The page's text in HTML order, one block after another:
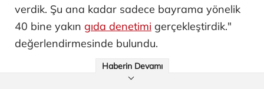
verdik. Şu ana kadar sadece bayrama yönelik
40 bine yakın gıda denetimi gerçekleştirdik."
değerlendirmesinde bulundu.
Haberin Devamı